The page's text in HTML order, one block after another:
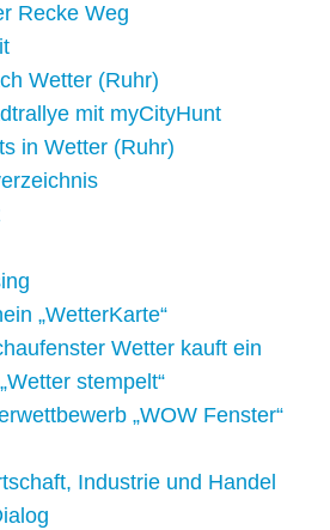
Recke Weg
Wetter (Ruhr)
mit myCityHunt
in Wetter (Ruhr)
„WetterKarte“
Wetter kauft ein
stempelt“
„WOW Fenster“
Industrie und Handel